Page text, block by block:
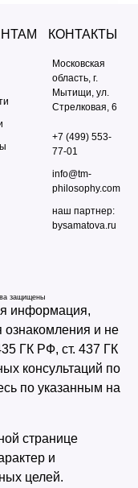
КОНТАКТЫ
Московская
область, г.
Мытищи, ул.
Стрелковая, 6
+7 (499) 553-
77-01
info@tm-
philosophy.com
наш партнер:
bysamatova.ru
защищены
информация,
ознакомления и не
ГК РФ, cт. 437 ГК
консультаций по
по указанным на
странице
и
целей.